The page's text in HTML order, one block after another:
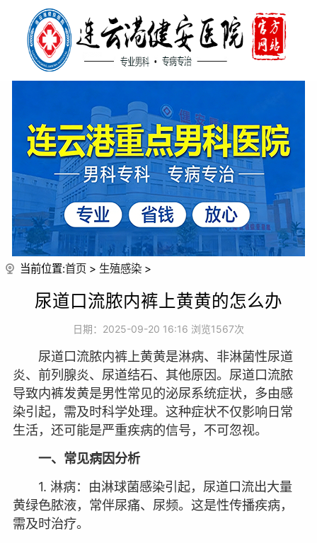
当前位置:首页 > 生殖感染 >
尿道口流脓内裤上黄黄的怎么办
日期：2025-09-20 16:16 浏览1567次
尿道口流脓内裤上黄黄是淋病、非淋菌性尿道
炎、前列腺炎、尿道结石、其他原因。尿道口流脓
导致内裤发黄是男性常见的泌尿系统症状，多由感
染引起，需及时科学处理。这种症状不仅影响日常
生活，还可能是严重疾病的信号，不可忽视。
一、常见病因分析
1. 淋病：由淋球菌感染引起，尿道口流出大量
黄绿色脓液，常伴尿痛、尿频。这是性传播疾病，
需及时治疗。